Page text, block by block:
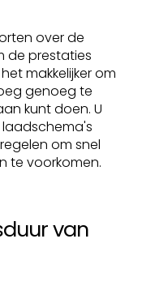
over de
de prestaties
makkelijker om
genoeg te
kunt doen. U
om snel
te voorkomen.
van